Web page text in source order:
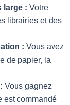
large : Votre
librairies et des
: Vous avez
de papier, la
Vous gagnez
est commandé